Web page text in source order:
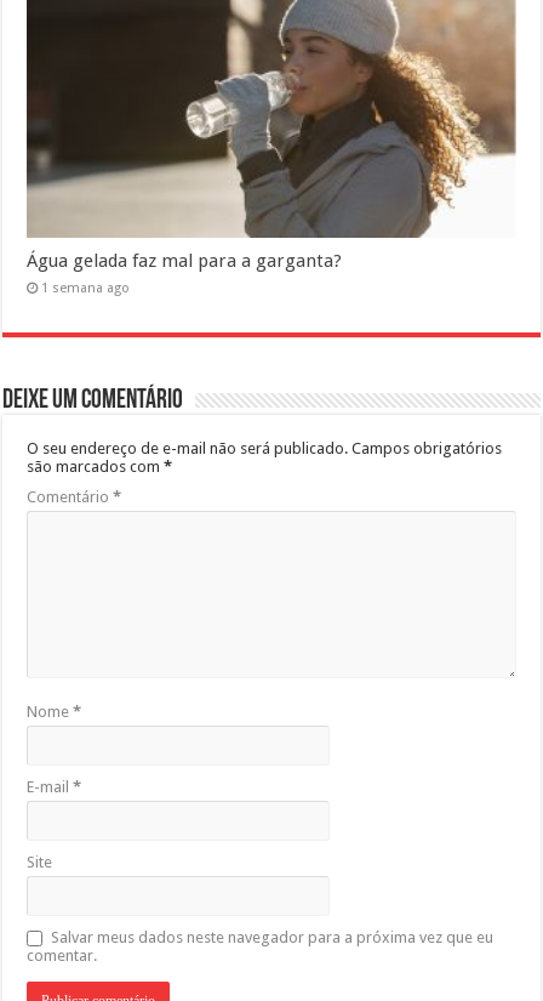
Água gelada faz mal para a garganta?
1 semana ago
Deixe um comentário
O seu endereço de e-mail não será publicado. Campos obrigatórios
são marcados com*
Comentário*
Nome*
E-mail*
Site
Salvar meus dados neste navegador para a próxima vez que eu
comentar.